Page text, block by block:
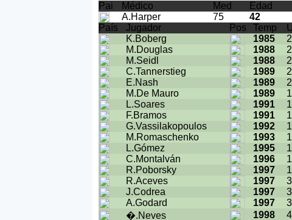
Pai Médico Med Edad
A.Harper
75
42
País
Jugador Pos Temp
K.Boberg
1985 2
M.Douglas
1988 2
M.Seidl
1988 2
C.Tannerstieg
1989 2
E.Nash
1989 2
M.De Mauro
1989 1
L.Soares
1991 1
F.Bramos
1991 1
G.Vassilakopoulos
1992 1
M.Romaschenko
1993 1
L.Gómez
1995 1
C.Montalván
1996 1
R.Poborsky
1997 1
R.Aceves
1997 3
J.Codrea
1997 3
A.Godard
1997 3
�.Neves
1998 4